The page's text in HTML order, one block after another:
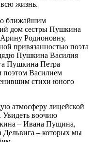
жизнь.
ближайшим
дом сестры Пушкина
Родионовну,
привязанностью поэта
Пушкина Василия
Пушкина Петра
поэтом Василием
стихи юного
атмосферу лицейской
Увидеть воочию
– Ивана Пущина,
Дельвига – которых мы